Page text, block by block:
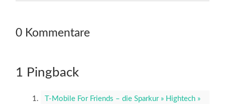
0 Kommentare
1 Pingback
T-Mobile For Friends – die Sparkur » Hightech »